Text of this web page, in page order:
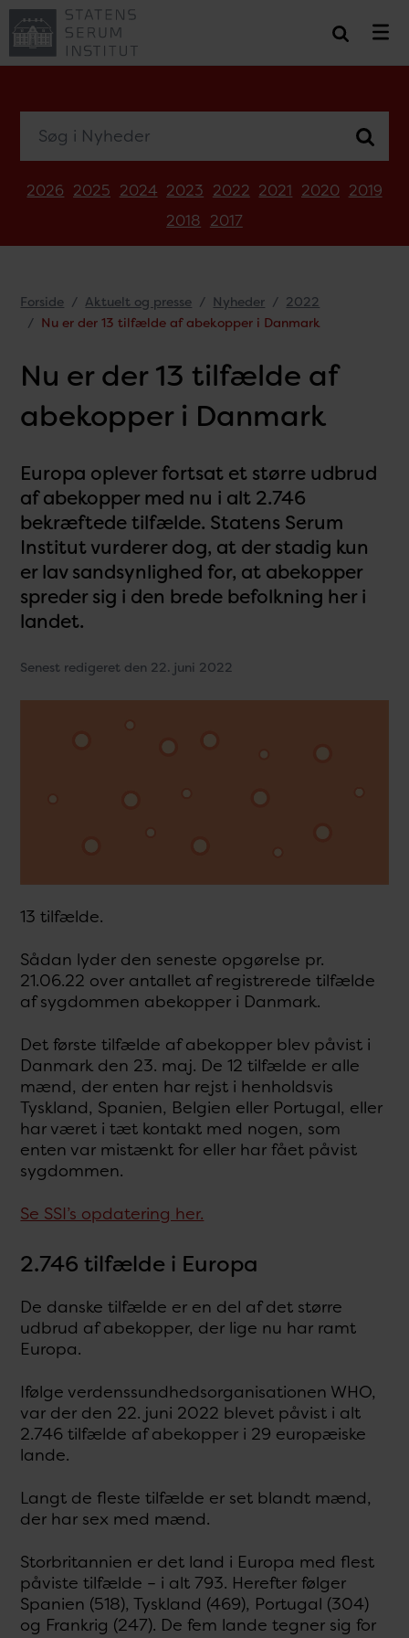
2026 2025 2024 2023 2022 2021 2020 2019
2018 2017
Forside Aktuelt og presse Nyheder
2022
Nu er der 13 tilfælde af abekopper i Danmark
Nu er der 13 tilfælde af
abekopper i Danmark
Europa oplever fortsat et større udbrud
af abekopper med nu i alt 2.746
bekræftede tilfælde. Statens Serum
Institut vurderer dog, at der stadig kun
er lav sandsynlighed for, at abekopper
spreder sig i den brede befolkning her i
landet.
Senest redigeret den 22. juni 2022
13 tilfælde.
Sådan lyder den seneste opgørelse pr.
21.06.22 over antallet af registrerede tilfælde
af sygdommen abekopper i Danmark.
Det første tilfælde af abekopper blev påvist i
Danmark den 23. maj. De 12 tilfælde er alle
mænd, der enten har rejst i henholdsvis
Tyskland, Spanien, Belgien eller Portugal, eller
har været i tæt kontakt med nogen, som
enten var mistænkt for eller har fået påvist
sygdommen.
Se SSI’s opdatering her.
2.746 tilfælde i Europa
De danske tilfælde er en del af det større
udbrud af abekopper, der lige nu har ramt
Europa.
Ifølge verdenssundhedsorganisationen WHO,
var der den 22. juni 2022 blevet påvist i alt
2.746 tilfælde af abekopper i 29 europæiske
lande.
Langt de fleste tilfælde er set blandt mænd,
der har sex med mænd.
Storbritannien er det land i Europa med flest
påviste tilfælde – i alt 793. Herefter følger
Spanien (518), Tyskland (469), Portugal (304)
og Frankrig (247). De fem lande tegner sig for